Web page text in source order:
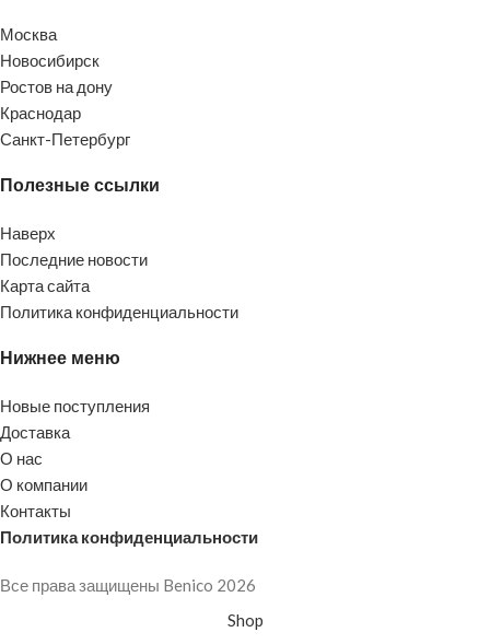
Москва
Новосибирск
Ростов на дону
Краснодар
Санкт-Петербург
Полезные ссылки
Наверх
Последние новости
Карта сайта
Политика конфиденциальности
Нижнее меню
Новые поступления
Доставка
О нас
О компании
Контакты
Политика конфиденциальности
Все права защищены Benico 2026
Shop